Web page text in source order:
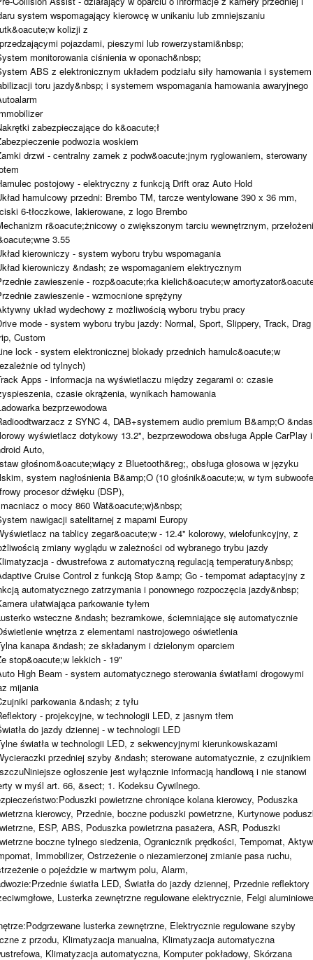
system wspomagający kierowcę w unikaniu lub zmniejszaniu
kolizji z
pojazdami, pieszymi lub rowerzystami&nbsp;
monitorowania ciśnienia w oponach&nbsp;
ABS z elektronicznym układem podziału siły hamowania i systemem
toru jazdy&nbsp; i systemem wspomagania hamowania awaryjnego
zabezpieczające do k&oacute;ł
podwozia woskiem
drzwi - centralny zamek z podw&oacute;jnym ryglowaniem, sterowany
postojowy - elektryczny z funkcją Drift oraz Auto Hold
hamulcowy przedni: Brembo TM, tarcze wentylowane 390 x 36 mm,
6-tłoczkowe, lakierowane, z logo Brembo
r&oacute;żnicowy o zwiększonym tarciu wewnętrznym,
3.55
kierowniczy - system wyboru trybu wspomagania
kierowniczy &ndash; ze wspomaganiem elektrycznym
zawieszenie - rozp&oacute;rka kielich&oacute;w
zawieszenie - wzmocnione sprężyny
układ wydechowy z możliwością wyboru trybu pracy
mode - system wyboru trybu jazdy: Normal, Sport, Slippery, Track, Drag
Custom
lock - system elektronicznej blokady przednich hamulc&oacute;w
od tylnych)
Apps - informacja na wyświetlaczu między zegarami o: czasie
czasie okrążenia, wynikach hamowania
bezprzewodowa
z SYNC 4, DAB+systemem audio premium B&amp;O
wyświetlacz dotykowy 13.2", bezprzewodowa obsługa Apple CarPlay i
Auto,
głośnom&oacute;wiący z Bluetooth&reg;, obsługa głosowa w języku
system nagłośnienia B&amp;O (10 głośnik&oacute;w, w tym
procesor dźwięku (DSP),
o mocy 860 Wat&oacute;w)&nbsp;
nawigacji satelitarnej z mapami Europy
na tablicy zegar&oacute;w - 12.4" kolorowy, wielofunkcyjny, z
zmiany wyglądu w zależności od wybranego trybu jazdy
- dwustrefowa z automatyczną regulacją temperatury&nbsp;
Cruise Control z funkcją Stop &amp; Go - tempomat adaptacyjny z
automatycznego zatrzymania i ponownego rozpoczęcia jazdy&nbsp;
ułatwiająca parkowanie tyłem
wsteczne &ndash; bezramkowe, ściemniające się automatycznie
wnętrza z elementami nastrojowego oświetlenia
kanapa &ndash; ze składanym i dzielonym oparciem
stop&oacute;w lekkich - 19"
High Beam - system automatycznego sterowania światłami drogowymi
mijania
parkowania &ndash; z tyłu
- projekcyjne, w technologii LED, z jasnym tłem
do jazdy dziennej - w technologii LED
światła w technologii LED, z sekwencyjnymi kierunkowskazami
przedniej szyby &ndash; sterowane automatycznie, z czujnikiem
ogłoszenie jest wyłącznie informacją handlową i nie stanowi
w myśl art. 66, &sect; 1. Kodeksu Cywilnego.
powietrzne chroniące kolana kierowcy, Poduszka
kierowcy, Przednie, boczne poduszki powietrzne, Kurtynowe
ESP, ABS, Poduszka powietrzna pasażera, ASR, Poduszki
boczne tylnego siedzenia, Ogranicznik prędkości, Tempomat,
Immobilizer, Ostrzeżenie o niezamierzonej zmianie pasa ruchu,
o pojeździe w martwym polu, Alarm,
światła LED, Światła do jazdy dziennej, Przednie reflektory
Lusterka zewnętrzne regulowane elektrycznie, Felgi
lusterka zewnętrzne, Elektrycznie regulowane szyby
z przodu, Klimatyzacja manualna, Klimatyzacja automatyczna
Klimatyzacja automatyczna, Komputer pokładowy, Skórzana